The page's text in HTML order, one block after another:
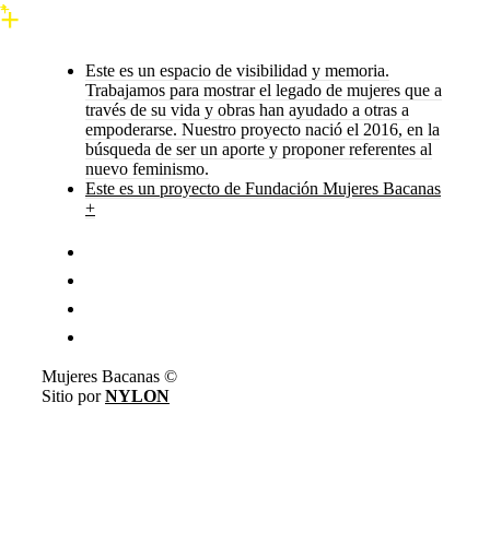
Este es un espacio de visibilidad y memoria.
Trabajamos para mostrar el legado de mujeres que a
través de su vida y obras han ayudado a otras a
empoderarse. Nuestro proyecto nació el 2016, en la
búsqueda de ser un aporte y proponer referentes al
nuevo feminismo.
Este es un proyecto de Fundación Mujeres Bacanas
+
Mujeres Bacanas ©
Sitio porNYLON